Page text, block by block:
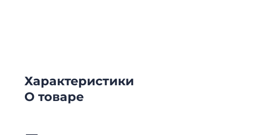
Характеристики
О товаре